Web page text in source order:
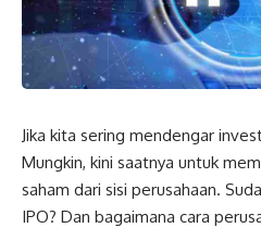
Jika kita sering mendengar
Mungkin, kini saatnya untuk
saham dari sisi perusahaan.
IPO? Dan bagaimana cara